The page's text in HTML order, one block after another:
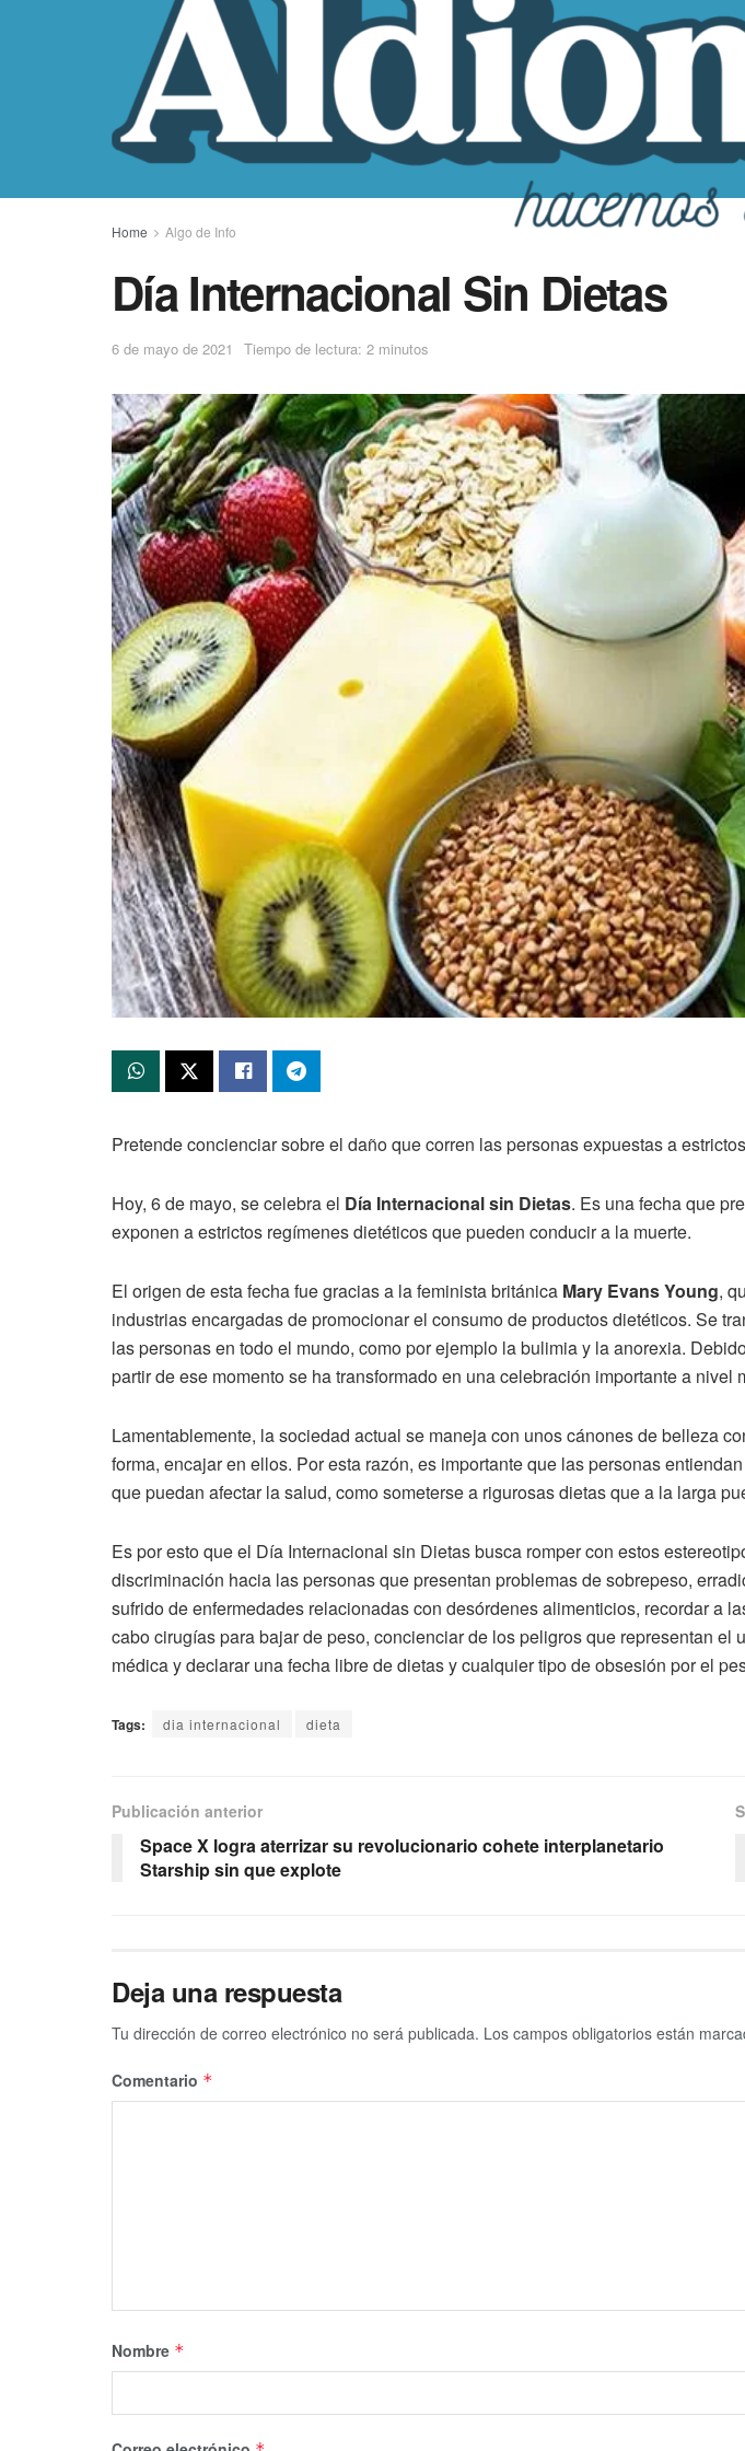
Home Algo de Info
Día Internacional Sin Dietas
6 de mayo de 2021 Tiempo de lectura: 2 minutos
Pretende concienciar sobre el daño que corren las personas expuestas a
Hoy, 6 de mayo, se celebra el Día Internacional sin Dietas. Es una fecha que
exponen a estrictos regímenes dietéticos que pueden conducir a la muerte.
El origen de esta fecha fue gracias a la feminista británica Mary Evans Young,
industrias encargadas de promocionar el consumo de productos dietéticos. Se
las personas en todo el mundo, como por ejemplo la bulimia y la anorexia.
partir de ese momento se ha transformado en una celebración importante a nivel
Lamentablemente, la sociedad actual se maneja con unos cánones de belleza
forma, encajar en ellos. Por esta razón, es importante que las personas
que puedan afectar la salud, como someterse a rigurosas dietas que a la larga
Es por esto que el Día Internacional sin Dietas busca romper con estos
discriminación hacia las personas que presentan problemas de sobrepeso,
sufrido de enfermedades relacionadas con desórdenes alimenticios, recordar a
cabo cirugías para bajar de peso, concienciar de los peligros que representan
médica y declarar una fecha libre de dietas y cualquier tipo de obsesión por el
Tags: dia internacional dieta
Publicación anterior
Space X logra aterrizar su revolucionario cohete interplanetario
Starship sin que explote
Deja una respuesta
Tu dirección de correo electrónico no será publicada. Los campos obligatorios están
Comentario *
Nombre *